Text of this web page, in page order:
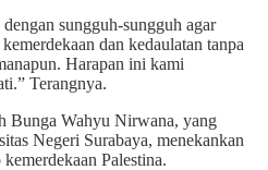
sungguh-sungguh agar
dan kedaulatan tanpa
Harapan ini kami
Terangnya.
Bunga Wahyu Nirwana, yang
Negeri Surabaya, menekankan
Palestina.